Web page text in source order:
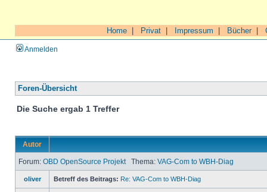
Home Privat Impressum Bücher|
Anmelden
Foren-Übersicht
Die Suche ergab 1 Treffer
Autor
Forum: OBD OpenSource ProjektThema: VAG-Com to WBH-Diag
oliver Betreff des Beitrags: Re: VAG-Com to WBH-Diag